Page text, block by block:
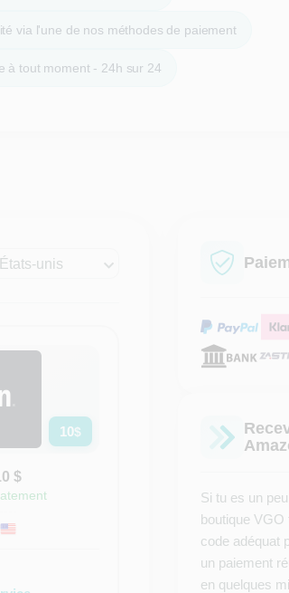
via l'une de nos méthodes de paiement
à tout moment - 24h sur 24
États-unis
10$
$
Si tu es un
boutique
code adéquat
un paiement
en quelques